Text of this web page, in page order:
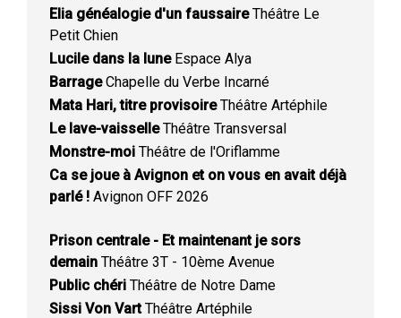
Elia généalogie d'un faussaireThéâtre Le
Petit Chien
Lucile dans la luneEspace Alya
BarrageChapelle du Verbe Incarné
Mata Hari, titre provisoireThéâtre Artéphile
Le lave-vaisselleThéâtre Transversal
Monstre-moi Théâtre de l'Oriflamme
Ca se joue à Avignon et on vous en avait déjà
parlé ! Avignon OFF 2026
Prison centrale - Et maintenant je sors
demain Théâtre 3T - 10ème Avenue
Public chéri Théâtre de Notre Dame
Sissi Von VartThéâtre Artéphile